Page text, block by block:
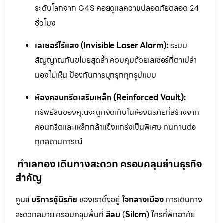
ระดับโลกจาก G4S คอยดูแลความปลอดภัยตลอด 24
ชั่วโมง
เลเซอร์ไร้แสง (Invisible Laser Alarm):ระบบ
สัญญาณกันขโมยสุดล้ำ ควบคุมด้วยเลเซอร์ที่ตาเปล่า
มองไม่เห็น ป้องกันการบุกรุกทุกรูปแบบ
ห้องคอนกรีตเสริมเหล็ก (Reinforced Vault):
ทรัพย์สินของคุณจะถูกจัดเก็บในห้องนิรภัยที่สร้างจาก
คอนกรีตและเหล็กกล้าแข็งแกร่งเป็นพิเศษ ทนทานต่อ
ทุกสถานการณ์
ทำเลทอง เดินทางสะดวก ครอบคลุมย่านธุรกิจ
สำคัญ
ศูนย์ บริการตู้นิรภัย ของเราตั้งอยู่ ใจกลางเมือง การเดินทาง
สะดวกสบาย ครอบคลุมพื้นที่ สีลม(Silom) ใครที่พักอาศัย